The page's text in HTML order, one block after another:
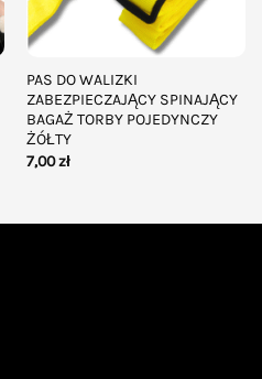
PAS DO WALIZKI
ZABEZPIECZAJĄCY SPINAJĄCY
BAGAŻ TORBY POJEDYNCZY
ŻÓŁTY
7,00zł